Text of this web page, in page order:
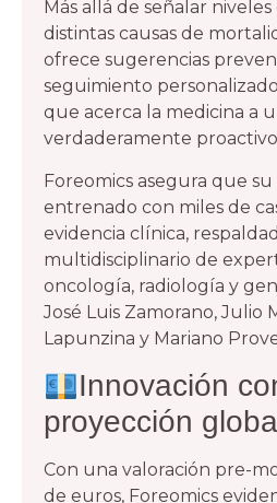
Más allá de señalar
distintas causas de
ofrece sugerencias
seguimiento
que acerca la medicina a
verdaderamente
Foreomics asegura que
entrenado con miles de
evidencia clínica,
multidisciplinario de
oncología, radiología y
José Luis Zamorano, Julio
Lapunzina y Mariano
Innovación
proyección
Con una valoración pre-
de euros, Foreomics